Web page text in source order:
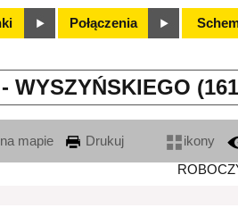
Połączenia
WYSZYŃSKIEGO
mapie Drukuj ikony